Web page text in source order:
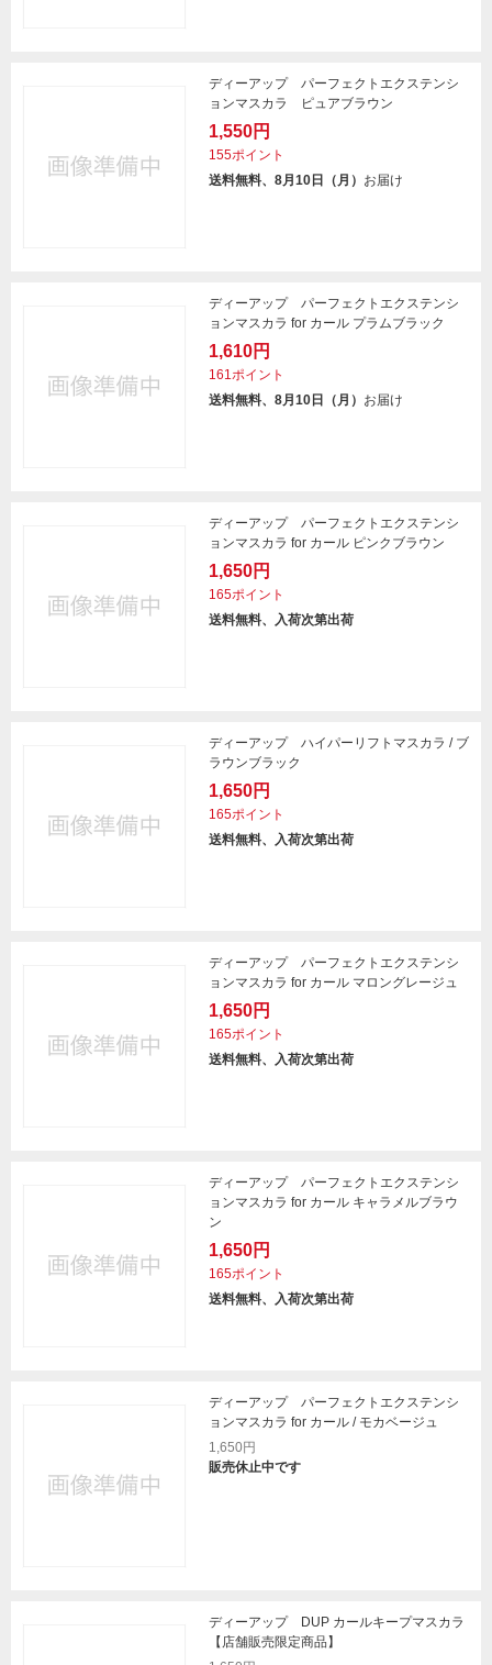
ディーアップ パーフェクトエクステンシ
ョンマスカラ ピュアブラウン
1,550円
155ポイント
送料無料、8月10日（月） お届け
ディーアップ パーフェクトエクステンシ
ョンマスカラ for カール プラムブラック
1,610円
161ポイント
送料無料、8月10日（月） お届け
ディーアップ パーフェクトエクステンシ
ョンマスカラ for カール ピンクブラウン
1,650円
165ポイント
送料無料、入荷次第出荷
ディーアップ ハイパーリフトマスカラ / ブ
ラウンブラック
1,650円
165ポイント
送料無料、入荷次第出荷
ディーアップ パーフェクトエクステンシ
ョンマスカラ for カール マロングレージュ
1,650円
165ポイント
送料無料、入荷次第出荷
ディーアップ パーフェクトエクステンシ
ョンマスカラ for カール キャラメルブラウ
ン
1,650円
165ポイント
送料無料、入荷次第出荷
ディーアップ パーフェクトエクステンシ
ョンマスカラ for カール / モカベージュ
1,650円
販売休止中です
ディーアップ DUP カールキープマスカラ
【店舗販売限定商品】